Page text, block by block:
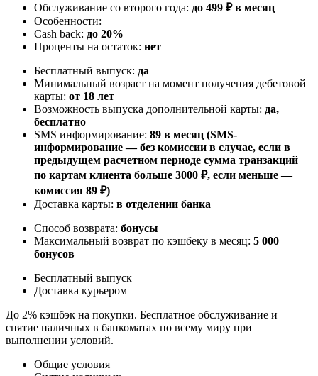
Обслуживание со второго года: до 499 ₽ в месяц
Особенности:
Cash back: до 20%
Проценты на остаток: нет
Бесплатный выпуск: да
Минимальный возраст на момент получения дебетовой
карты: от 18 лет
Возможность выпуска дополнительной карты: да,
бесплатно
SMS информирование: 89 в месяц (SMS-
информирование — без комиссии в случае, если в
предыдущем расчетном периоде сумма транзакций
по картам клиента больше 3000 ₽, если меньше —
комиссия 89 ₽)
Доставка карты: в отделении банка
Способ возврата: бонусы
Максимальный возврат по кэшбеку в месяц: 5 000
бонусов
Бесплатный выпуск
Доставка курьером
До 2% кэшбэк на покупки. Бесплатное обслуживание и
снятие наличных в банкоматах по всему миру при
выполнении условий.
Общие условия